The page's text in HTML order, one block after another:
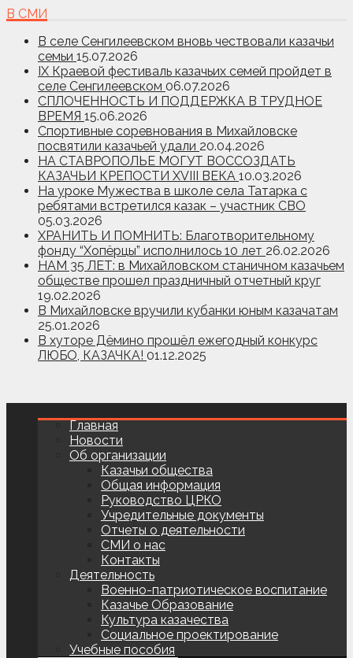
В СМИ
В селе Сенгилеевском вновь чествовали казачьи
семьи 15.07.2026
IX Краевой фестиваль казачьих семей пройдет в
селе Сенгилеевском 06.07.2026
СПЛОЧЕННОСТЬ И ПОДДЕРЖКА В ТРУДНОЕ
ВРЕМЯ 15.06.2026
Спортивные соревнования в Михайловске
посвятили казачьей удали 20.04.2026
НА СТАВРОПОЛЬЕ МОГУТ ВОССОЗДАТЬ
КАЗАЧЬИ КРЕПОСТИ XVIII ВЕКА 10.03.2026
На уроке Мужества в школе села Татарка с
ребятами встретился казак – участник СВО
05.03.2026
ХРАНИТЬ И ПОМНИТЬ: Благотворительному
фонду “Хопёрцы” исполнилось 10 лет 26.02.2026
НАМ 35 ЛЕТ: в Михайловском станичном казачьем
обществе прошел праздничный отчетный круг
19.02.2026
В Михайловске вручили кубанки юным казачатам
25.01.2026
В хуторе Дёмино прошёл ежегодный конкурс
ЛЮБО, КАЗАЧКА! 01.12.2025
Главная
Новости
Об организации
Казачьи общества
Общая информация
Руководство ЦРКО
Учредительные документы
Отчеты о деятельности
СМИ о нас
Контакты
Деятельность
Военно-патриотическое воспитание
Казачье Образование
Культура казачества
Социальное проектирование
Учебные пособия